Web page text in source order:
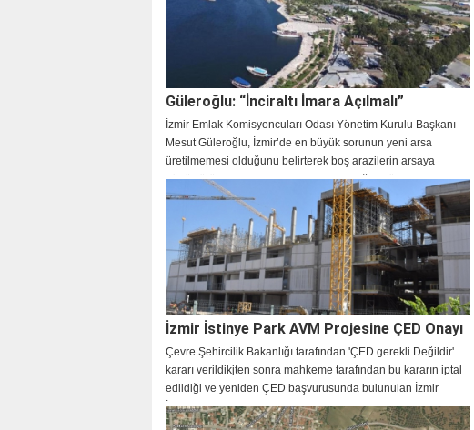
Güleroğlu: “İnciraltı İmara Açılmalı”
İzmir Emlak Komisyoncuları Odası Yönetim Kurulu Başkanı
Mesut Güleroğlu, İzmir’de en büyük sorunun yeni arsa
üretilmemesi olduğunu belirterek boş arazilerin arsaya
dönüştürülerek yatırıma açılması gerektiğini söyledi.
Güleroğlu, İnciraltı'nın da yeşil alanlarının “mutlaka korunacak
şekilde” imara açılması gerektiğini söyledi.
İzmir İstinye Park AVM Projesine ÇED Onayı
Çevre Şehircilik Bakanlığı tarafından 'ÇED gerekli Değildir'
kararı verildikjten sonra mahkeme tarafından bu kararın iptal
edildiği ve yeniden ÇED başvurusunda bulunulan İzmir
İstinye Park AVM ve Otel projesinin ÇED başvurusu
onaylandı. Meslek odalaları büyük projelerde ÇED süreci 1,5-